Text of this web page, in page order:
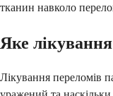
тканин навколо
Яке
Лікування переломів